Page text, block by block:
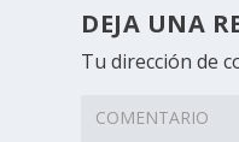
DEJA UNA
Tu dirección de